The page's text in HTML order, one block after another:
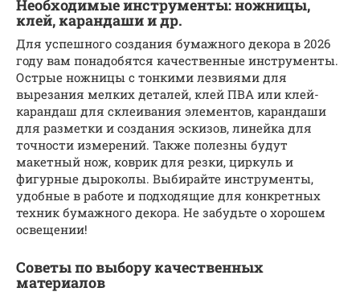
Необходимые инструменты: ножницы,
клей, карандаши и др.
Для успешного создания бумажного декора в 2026
году вам понадобятся качественные инструменты.
Острые ножницы с тонкими лезвиями для
вырезания мелких деталей, клей ПВА или клей-
карандаш для склеивания элементов, карандаши
для разметки и создания эскизов, линейка для
точности измерений. Также полезны будут
макетный нож, коврик для резки, циркуль и
фигурные дыроколы. Выбирайте инструменты,
удобные в работе и подходящие для конкретных
техник бумажного декора. Не забудьте о хорошем
освещении!
Советы по выбору качественных
материалов